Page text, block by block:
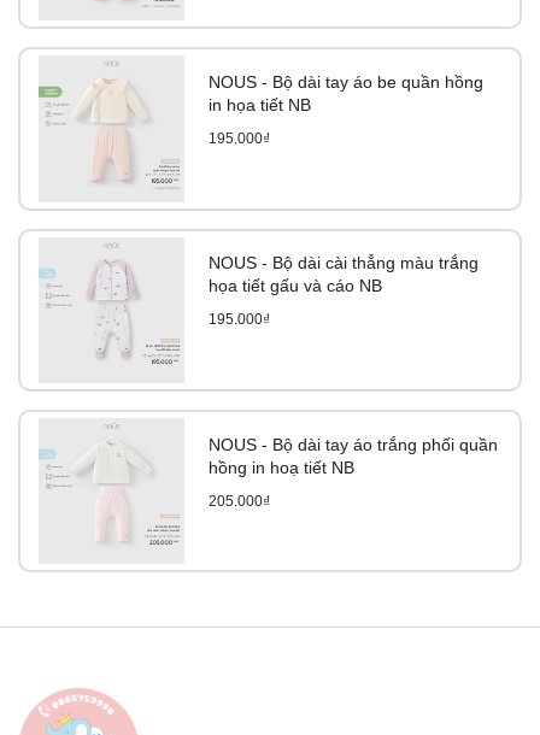
NOUS - Bộ dài tay áo be quần hồng
in họa tiết NB
195.000₫
NOUS - Bộ dài cài thẳng màu trắng
họa tiết gấu và cáo NB
195.000₫
NOUS - Bộ dài tay áo trắng phối quần
hồng in hoạ tiết NB
205.000₫